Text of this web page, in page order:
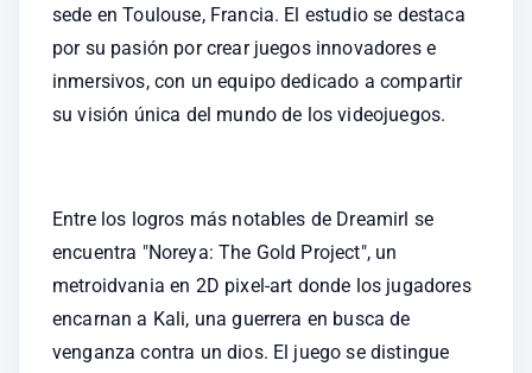
sede en Toulouse, Francia. El estudio se destaca
por su pasión por crear juegos innovadores e
inmersivos, con un equipo dedicado a compartir
su visión única del mundo de los videojuegos.
Entre los logros más notables de Dreamirl se
encuentra "Noreya: The Gold Project", un
metroidvania en 2D pixel-art donde los jugadores
encarnan a Kali, una guerrera en busca de
venganza contra un dios. El juego se distingue